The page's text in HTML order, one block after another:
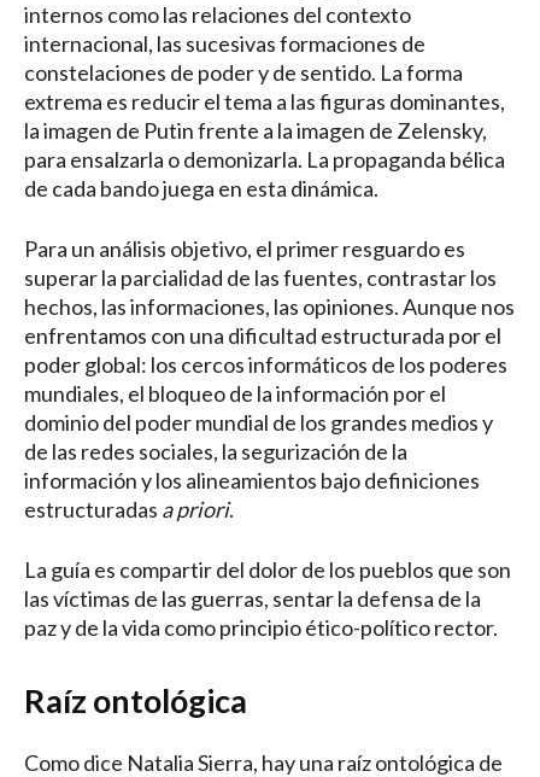
internos como las relaciones del contexto
internacional, las sucesivas formaciones de
constelaciones de poder y de sentido. La forma
extrema es reducir el tema a las figuras dominantes,
la imagen de Putin frente a la imagen de Zelensky,
para ensalzarla o demonizarla. La propaganda bélica
de cada bando juega en esta dinámica.
Para un análisis objetivo, el primer resguardo es
superar la parcialidad de las fuentes, contrastar los
hechos, las informaciones, las opiniones. Aunque nos
enfrentamos con una dificultad estructurada por el
poder global: los cercos informáticos de los poderes
mundiales, el bloqueo de la información por el
dominio del poder mundial de los grandes medios y
de las redes sociales, la segurización de la
información y los alineamientos bajo definiciones
estructuradas a priori.
La guía es compartir del dolor de los pueblos que son
las víctimas de las guerras, sentar la defensa de la
paz y de la vida como principio ético-político rector.
Raíz ontológica
Como dice Natalia Sierra, hay una raíz ontológica de